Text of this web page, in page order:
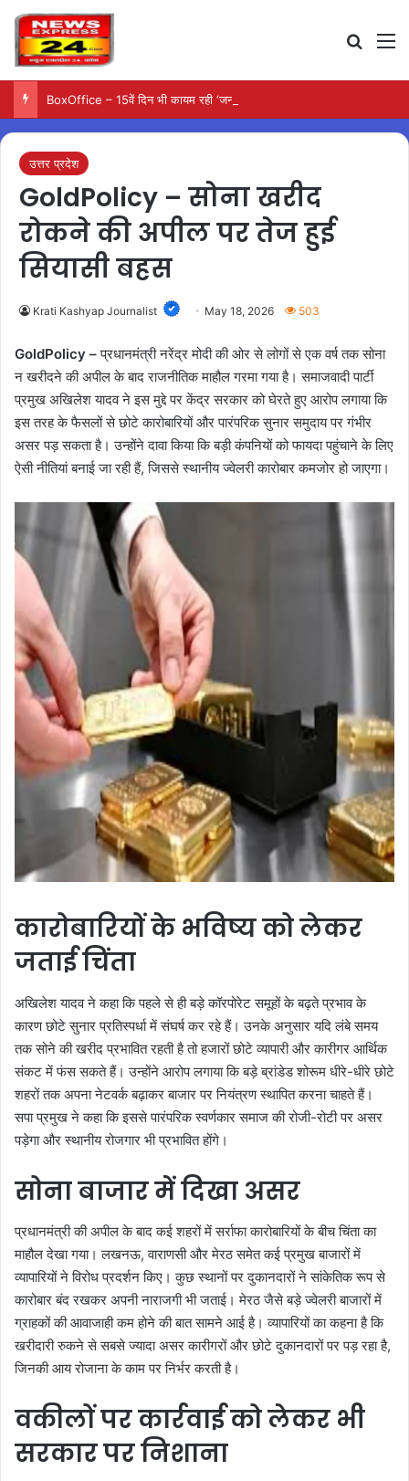
उत्तर प्रदेश
GoldPolicy – सोना खरीद
रोकने की अपील पर तेज हुई
सियासी बहस
Krati Kashyap Journalist May 18, 2026 503
GoldPolicy –प्रधानमंत्री नरेंद्र मोदी की ओर से लोगों से एक वर्ष तक सोना
न खरीदने की अपील के बाद राजनीतिक माहौल गरमा गया है। समाजवादी पार्टी
प्रमुख अखिलेश यादव ने इस मुद्दे पर केंद्र सरकार को घेरते हुए आरोप लगाया कि
इस तरह के फैसलों से छोटे कारोबारियों और पारंपरिक सुनार समुदाय पर गंभीर
असर पड़ सकता है। उन्होंने दावा किया कि बड़ी कंपनियों को फायदा पहुंचाने के लिए
ऐसी नीतियां बनाई जा रही हैं, जिससे स्थानीय ज्वेलरी कारोबार कमजोर हो जाएगा।
कारोबारियों के भविष्य को लेकर
जताई चिंता
अखिलेश यादव ने कहा कि पहले से ही बड़े कॉरपोरेट समूहों के बढ़ते प्रभाव के
कारण छोटे सुनार प्रतिस्पर्धा में संघर्ष कर रहे हैं। उनके अनुसार यदि लंबे समय
तक सोने की खरीद प्रभावित रहती है तो हजारों छोटे व्यापारी और कारीगर आर्थिक
संकट में फंस सकते हैं। उन्होंने आरोप लगाया कि बड़े ब्रांडेड शोरूम धीरे-धीरे छोटे
शहरों तक अपना नेटवर्क बढ़ाकर बाजार पर नियंत्रण स्थापित करना चाहते हैं।
सपा प्रमुख ने कहा कि इससे पारंपरिक स्वर्णकार समाज की रोजी-रोटी पर असर
पड़ेगा और स्थानीय रोजगार भी प्रभावित होंगे।
सोना बाजार में दिखा असर
प्रधानमंत्री की अपील के बाद कई शहरों में सर्राफा कारोबारियों के बीच चिंता का
माहौल देखा गया। लखनऊ, वाराणसी और मेरठ समेत कई प्रमुख बाजारों में
व्यापारियों ने विरोध प्रदर्शन किए। कुछ स्थानों पर दुकानदारों ने सांकेतिक रूप से
कारोबार बंद रखकर अपनी नाराजगी भी जताई। मेरठ जैसे बड़े ज्वेलरी बाजारों में
ग्राहकों की आवाजाही कम होने की बात सामने आई है। व्यापारियों का कहना है कि
खरीदारी रुकने से सबसे ज्यादा असर कारीगरों और छोटे दुकानदारों पर पड़ रहा है,
जिनकी आय रोजाना के काम पर निर्भर करती है।
वकीलों पर कार्रवाई को लेकर भी
सरकार पर निशाना